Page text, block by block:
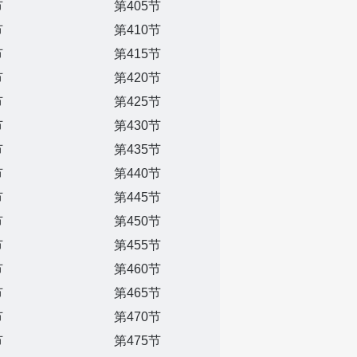
第405节
第410节
第415节
第420节
第425节
第430节
第435节
第440节
第445节
第450节
第455节
第460节
第465节
第470节
第475节